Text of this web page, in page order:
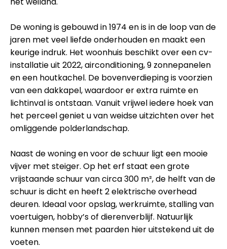
De woning is gebouwd in 1974 en is in de loop van de
jaren met veel liefde onderhouden en maakt een
keurige indruk. Het woonhuis beschikt over een cv-
installatie uit 2022, airconditioning, 9 zonnepanelen
en een houtkachel. De bovenverdieping is voorzien
van een dakkapel, waardoor er extra ruimte en
lichtinval is ontstaan. Vanuit vrijwel iedere hoek van
het perceel geniet u van weidse uitzichten over het
omliggende polderlandschap.
Naast de woning en voor de schuur ligt een mooie
vijver met steiger. Op het erf staat een grote
vrijstaande schuur van circa 300 m², de helft van de
schuur is dicht en heeft 2 elektrische overhead
deuren. Ideaal voor opslag, werkruimte, stalling van
voertuigen, hobby’s of dierenverblijf. Natuurlijk
kunnen mensen met paarden hier uitstekend uit de
voeten.